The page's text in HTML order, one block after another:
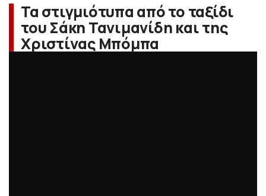
Τα στιγμιότυπα από το ταξίδι
του Σάκη Τανιμανίδη και της
Χριστίνας Μπόμπα